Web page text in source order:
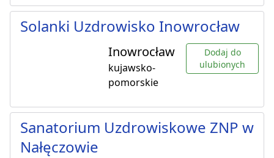
Solanki Uzdrowisko Inowrocław
Inowrocław
kujawsko-
pomorskie
Dodaj do
ulubionych
Sanatorium Uzdrowiskowe ZNP w
Nałęczowie